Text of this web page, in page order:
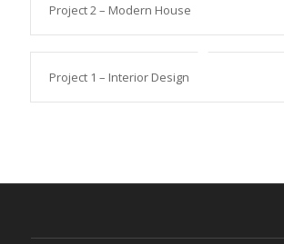
Project 2 – Modern House
Project 1 – Interior Design